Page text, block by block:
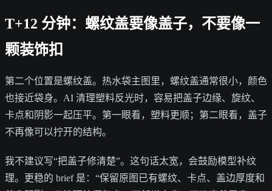
T+12 分钟：螺纹盖要像盖子，不要像一
颗装饰扣
第二个位置是螺纹盖。热水袋主图里，螺纹盖通常很小，颜色
也接近袋身。AI 清理塑料反光时，容易把盖子边缘、旋纹、
卡点和阴影一起压平。第一眼看，塑料更顺；第二眼看，盖子
不再像可以拧开的结构。
我不建议写“把盖子修清楚”。这句话太宽，会鼓励模型补纹
理。更稳的 brief 是：“保留原图已有螺纹、卡点、盖边厚度和